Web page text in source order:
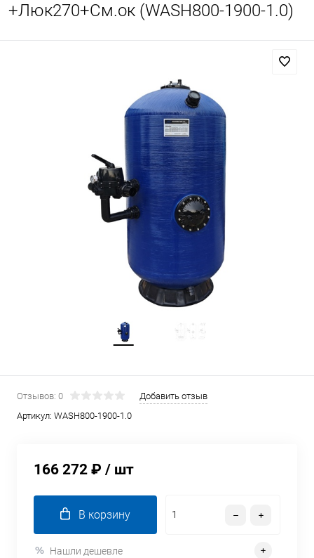
+Люк270+См.ок (WASH800-1900-1.0)
Отзывов: 0
Добавить отзыв
Артикул: WASH800-1900-1.0
166 272 ₽ / шт
В корзину
Нашли дешевле